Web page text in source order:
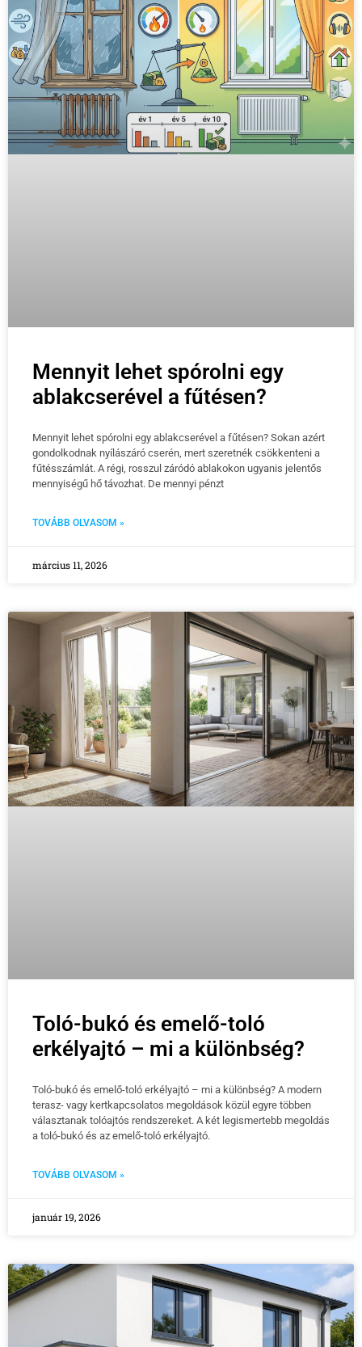
Mennyit lehet spórolni egy
ablakcserével a fűtésen?
Mennyit lehet spórolni egy ablakcserével a fűtésen? Sokan azért
gondolkodnak nyílászáró cserén, mert szeretnék csökkenteni a
fűtésszámlát. A régi, rosszul záródó ablakokon ugyanis jelentős
mennyiségű hő távozhat. De mennyi pénzt
TOVÁBB OLVASOM »
március 11, 2026
Toló-bukó és emelő-toló
erkélyajtó – mi a különbség?
Toló-bukó és emelő-toló erkélyajtó – mi a különbség? A modern
terasz- vagy kertkapcsolatos megoldások közül egyre többen
választanak tolóajtós rendszereket. A két legismertebb megoldás
a toló-bukó és az emelő-toló erkélyajtó.
TOVÁBB OLVASOM »
január 19, 2026